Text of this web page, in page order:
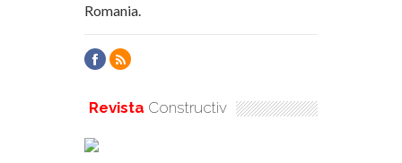
Romania.
Revista Constructiv